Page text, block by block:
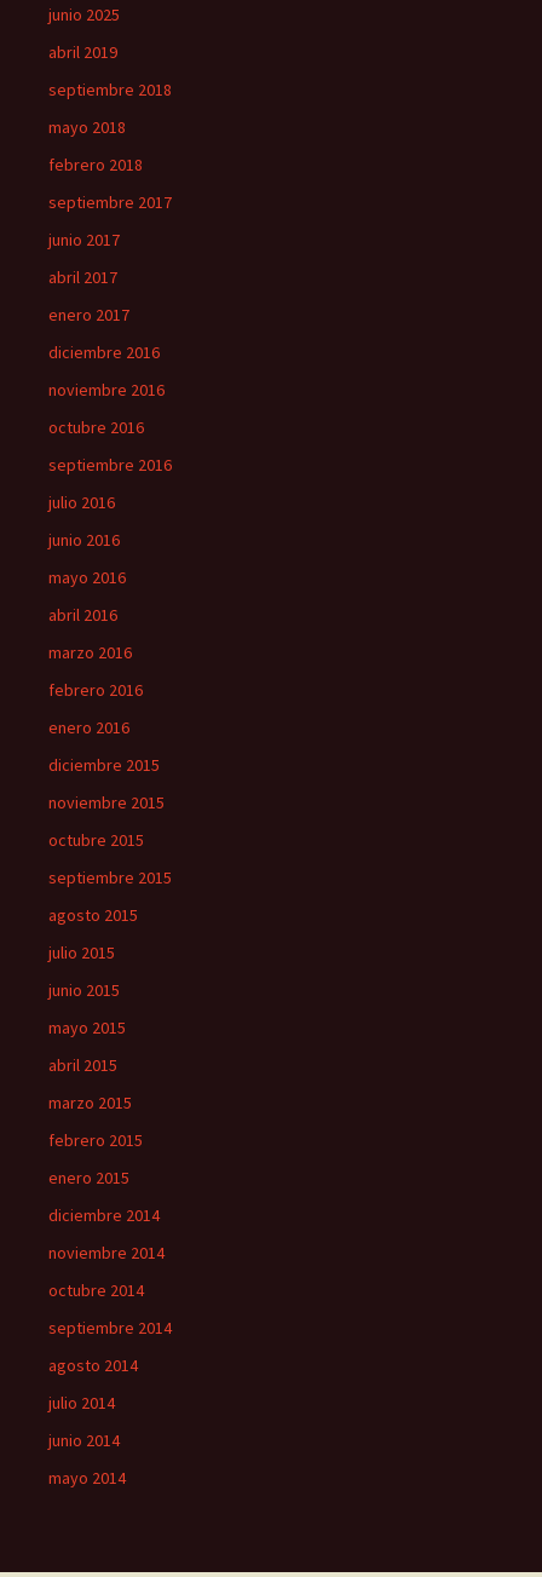
junio 2025
abril 2019
septiembre 2018
mayo 2018
febrero 2018
septiembre 2017
junio 2017
abril 2017
enero 2017
diciembre 2016
noviembre 2016
octubre 2016
septiembre 2016
julio 2016
junio 2016
mayo 2016
abril 2016
marzo 2016
febrero 2016
enero 2016
diciembre 2015
noviembre 2015
octubre 2015
septiembre 2015
agosto 2015
julio 2015
junio 2015
mayo 2015
abril 2015
marzo 2015
febrero 2015
enero 2015
diciembre 2014
noviembre 2014
octubre 2014
septiembre 2014
agosto 2014
julio 2014
junio 2014
mayo 2014